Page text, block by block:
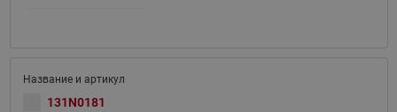
131N0181